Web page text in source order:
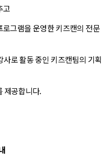
고
그램을 운영한 키즈캔의 전문
로 활동 중인 키즈캔팀의 기획
제공합니다.